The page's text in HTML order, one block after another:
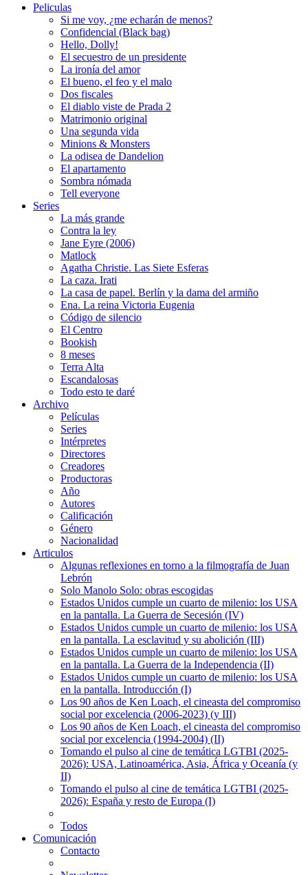
Peliculas
Si me voy, ¿me echarán de menos?
Confidencial (Black bag)
Hello, Dolly!
El secuestro de un presidente
La ironía del amor
El bueno, el feo y el malo
Dos fiscales
El diablo viste de Prada 2
Matrimonio original
Una segunda vida
Minions & Monsters
La odisea de Dandelion
El apartamento
Sombra nómada
Tell everyone
Series
La más grande
Contra la ley
Jane Eyre (2006)
Matlock
Agatha Christie. Las Siete Esferas
La caza. Irati
La casa de papel. Berlín y la dama del armiño
Ena. La reina Victoria Eugenia
Código de silencio
El Centro
Bookish
8 meses
Terra Alta
Escandalosas
Todo esto te daré
Archivo
Películas
Series
Intérpretes
Directores
Creadores
Productoras
Año
Autores
Calificación
Género
Nacionalidad
Articulos
Algunas reflexiones en torno a la filmografía de Juan
Lebrón
Solo Manolo Solo: obras escogidas
Estados Unidos cumple un cuarto de milenio: los USA
en la pantalla. La Guerra de Secesión (IV)
Estados Unidos cumple un cuarto de milenio: los USA
en la pantalla. La esclavitud y su abolición (III)
Estados Unidos cumple un cuarto de milenio: los USA
en la pantalla. La Guerra de la Independencia (II)
Estados Unidos cumple un cuarto de milenio: los USA
en la pantalla. Introducción (I)
Los 90 años de Ken Loach, el cineasta del compromiso
social por excelencia (2006-2023) (y III)
Los 90 años de Ken Loach, el cineasta del compromiso
social por excelencia (1994-2004) (II)
Tomando el pulso al cine de temática LGTBI (2025-
2026): USA, Latinoamérica, Asia, África y Oceanía (y
II)
Tomando el pulso al cine de temática LGTBI (2025-
2026): España y resto de Europa (I)
Todos
Comunicación
Contacto